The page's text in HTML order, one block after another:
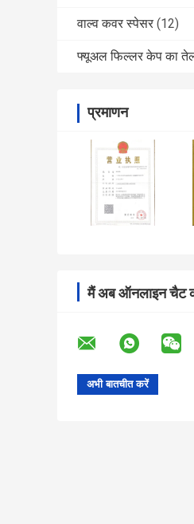
वाल्व कवर स्पेसर (12)
फ्यूअल फिल्लर केप का
प्रमाणन
मैं अब ऑनलाइन चैट